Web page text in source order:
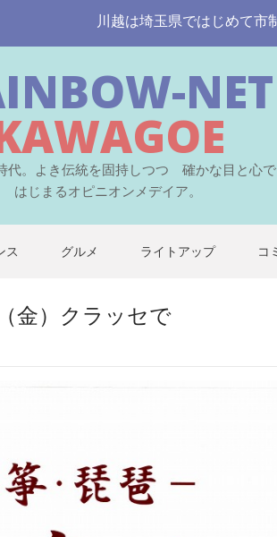
川越は埼玉県ではじめて市制施行さ
NET
代。よき伝統を固持しつつ 確かな目と心
はじまるオピニオンメデイア。
ス グルメ ライトアップ コ
金）クラッセで